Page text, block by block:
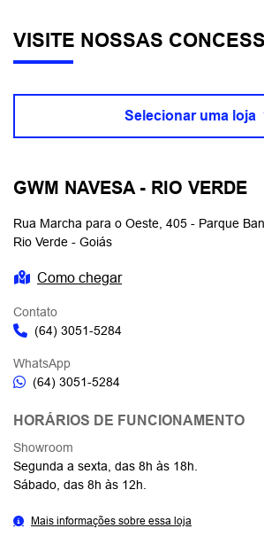
VISITE NOSSAS
Selecionar uma loja
GWM NAVESA - RIO VERDE
Rua Marcha para o Oeste, 405 - Parque
Rio Verde - Goiás
Como chegar
Contato
(64) 3051-5284
WhatsApp
(64) 3051-5284
HORÁRIOS DE FUNCIONAMENTO
Showroom
Segunda a sexta, das 8h às 18h.
Sábado, das 8h às 12h.
Mais informações sobre essa loja